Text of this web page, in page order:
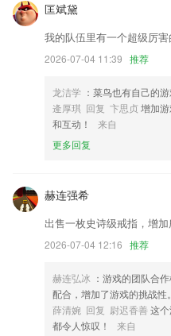
用商店进行打分评论，说出您的
优化修改。
匡斌黛
我的队伍里有一个超级厉
2026-07-04 11:39 推荐
龙洁学 ：菜鸟也有自己的
逄厚琪 回复 卞思贞 增加
和互动！
来自
更多回复
赫连强希
出售一枚史诗级戒指，增加
2026-07-04 12:16 推荐
赫连弘冰 ：游戏的团队合
配合，增加了游戏的挑战性
薛清婉 回复 尉迟香善 这
都令人惊叹！
来自